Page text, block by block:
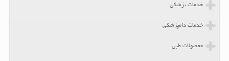
خدمات پزشکی
خدمات دامپزشکی
محصولات طبی